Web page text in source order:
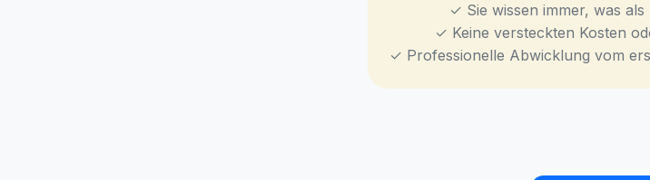
✓ Sie wissen immer, was
✓ Keine versteckten Kosten
✓ Professionelle Abwicklung vom